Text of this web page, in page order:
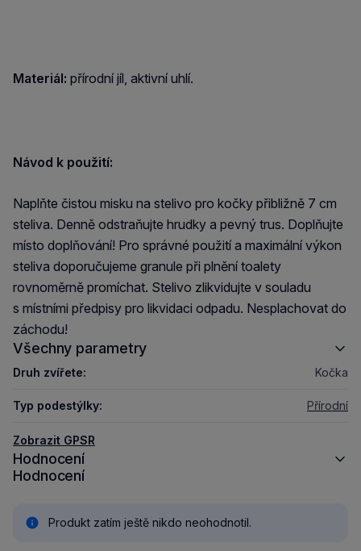
Materiál: přírodní jíl, aktivní uhlí.
Návod k použití:
Naplňte čistou misku na stelivo pro kočky přibližně 7 cm
steliva. Denně odstraňujte hrudky a pevný trus. Doplňujte
místo doplňování! Pro správné použití a maximální výkon
steliva doporučujeme granule při plnění toalety
rovnoměrně promíchat. Stelivo zlikvidujte v souladu
s místními předpisy pro likvidaci odpadu. Nesplachovat do
záchodu!
Všechny parametry
Druh zvířete: Kočka
Typ podestýlky: Přírodní
Zobrazit GPSR
Hodnocení
Hodnocení
Produkt zatím ještě nikdo neohodnotil.